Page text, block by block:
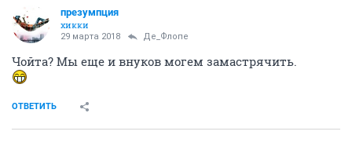
презумпция
хикки
29 марта 2018 Де_Флопе
Чойта? Мы еще и внуков могем замастрячить.
ОТВЕТИТЬ